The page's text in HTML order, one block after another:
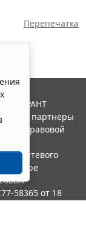
Перепечатка
ГАРАНТ
и ее партнеры
правовой
сетевого
в сфере
58365 от 18